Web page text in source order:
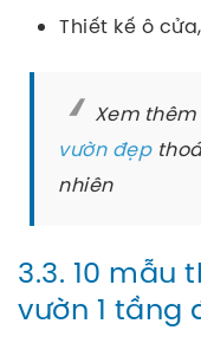
Thiết kế ô
Xem
vườn đẹp
nhiên
3.3. 10 mẫu
vườn 1 tầng